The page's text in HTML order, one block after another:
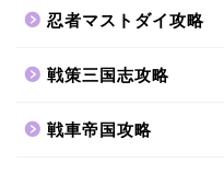
忍者マストダイ攻略
戦策三国志攻略
戦車帝国攻略